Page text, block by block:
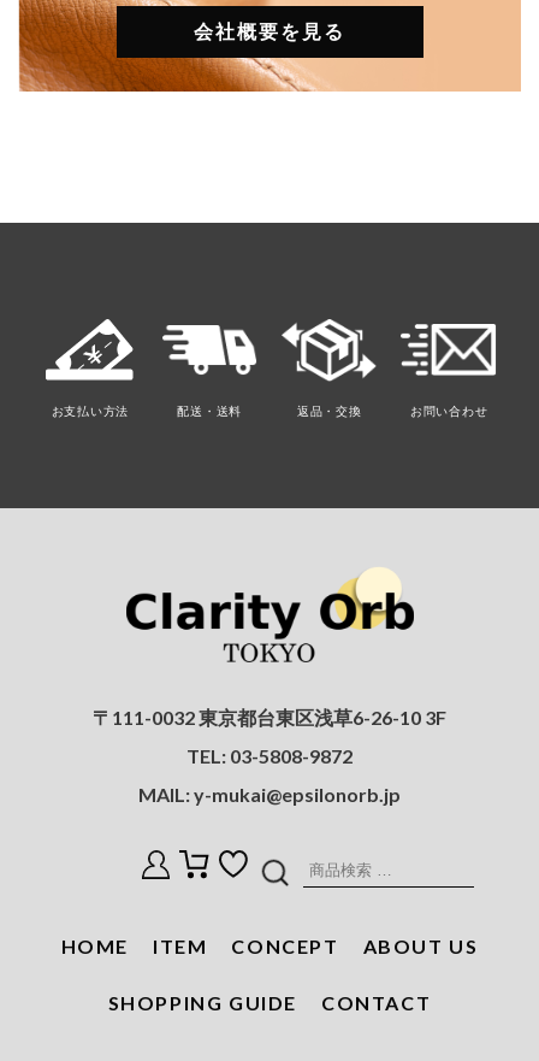
会社概要を見る
お支払い方法 配送・送料 返品・交換 お問い合わせ
〒111-0032 東京都台東区浅草6-26-10 3F
TEL: 03-5808-9872
MAIL:y-mukai@epsilonorb.jp
検
HOME ITEM CONCEPT ABOUT US
SHOPPING GUIDE CONTACT